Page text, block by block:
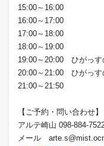
15:00～16:00
16:00～17:00
17:00～18:00
18:00～19:00
19:00～20:00 ひがっ
20:00～21:00 ひがっす
21:00～21:50
【ご予約・問い合わせ】
アルテ崎山 098-884-
メール